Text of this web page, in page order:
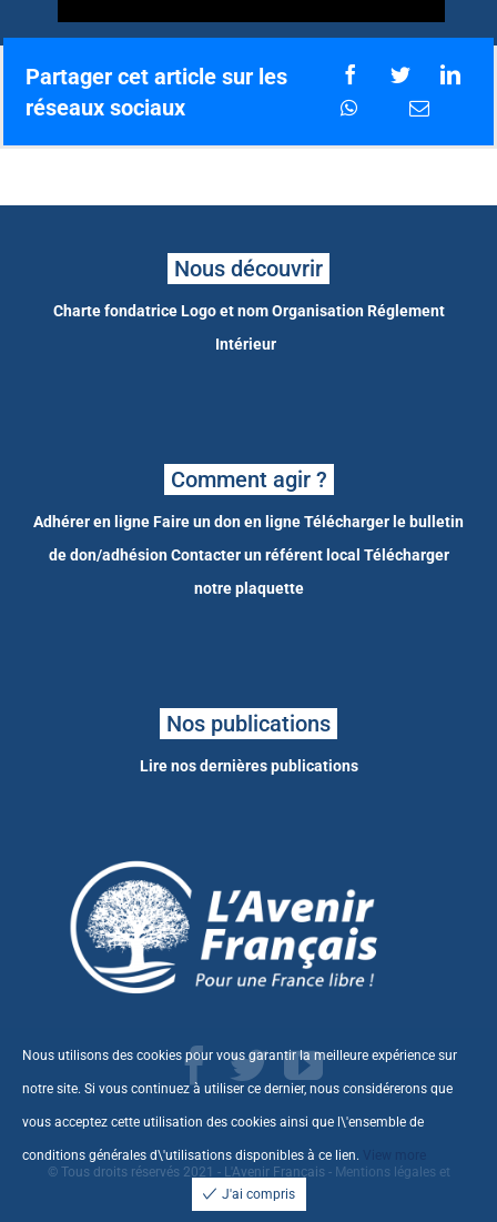
Partager cet article sur les
réseaux sociaux
Nous découvrir
Charte fondatrice Logo et nom Organisation Réglement
Intérieur
Comment agir ?
Adhérer en ligneFaire un don en ligneTélécharger le bulletin
de don/adhésion Contacter un référent local Télécharger
notre plaquette
Nos publications
Lire nos dernières publications
© Tous droits réservés 2021 - L'Avenir Français - Mentions légales et
Nous utilisons des cookies pour vous garantir la meilleure expérience sur
notre site. Si vous continuez à utiliser ce dernier, nous considérerons que
vous acceptez cette utilisation des cookies ainsi que l\'ensemble de
conditions générales d\'utilisations disponibles à ce lien.
J'ai compris